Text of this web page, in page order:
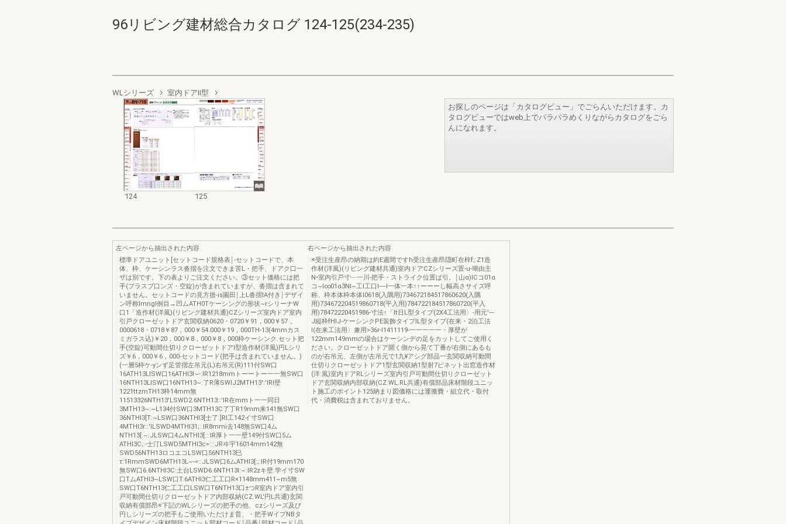
96リビング建材総合カタログ 124-125(234-235)
WLシリーズ 室内ドアⅡ型
124 125
お探しのページは「カタログビュー」でごらんいただけます。カ
タログビューではweb上でパラパラめくりながらカタログをごら
んになれます。
左ページから抽出された内容
標準ドアユニット[セットコード規格表￨-セットコードで、本
体、枠、ケーシンラス沓摺を注文できま苦L・把手、ドアク口一
ザは別です。下の表よりご注文ください。③セット価格には把
手(プラスブ口ンズ・空錠)が含まれていますが、沓摺は含まれて
いません。セットコードの見方措-is園田￨上L沓摺IA付き￨デザイ
ン呼称lmngl例目→凹ムATH0Tケーシングの形状~rシリーナW
口1「造作材(洋風)(リビング建材共通)CZシリーズ室内ドア室内
引戸クローゼットドア玄関収納0620・0720￥91，000￥57，
0000618・0718￥87，000￥54.000￥19，000TH-13(4mmカス
ミガラス込)￥20，000￥8，000￥8，000枠ケーシンク.セット把
手(空錠)可動間仕切りクローゼットドアI型造作材(洋風)円Lシリ
ズ￥6，000￥6，000-セットコード(把手は含まれていません。)
(一層5枠ケ-yンず足管摺左吊元(L)右吊元(R)111付SW口
16ATH13LlSW口16ATHI3l~-:lR1218mmトーートー一一無SW口
16NTH13LlSW口16NTH13~:了R薄SWlJ2MTH13':'IRI壁
1221ttzmTH13枠14mm無
11513326NTH13'LSWD2.6NTH13::'IR在mmト一一同日
3MTH13~:~L134付SW口3MTH13C了丁R19mm来141無SW口
36NTHI3[T:~LSW口36NTHI3[士了:]RI工142イ寸SW口
4MTHI3r::'ILSWD4MTHI31;::lR8mmi去148無SW口4ム
NTH13[:~:JLSW口4ムNTHI3[:::lR厚ト一一壁149付SW口5ム
ATHI3C;:-士汀LSWD5MTHI3c=:::JRヰ宇16014mm142無
SWD56NTH13ロコエコLSW口56NTH13巳
τ:1RmmSWD6MTH13L~-=::JLSW口6ムATHI3[:;:lR付19mm170
無SW口6.6NTHI3C:土台LSWD6.6NTH13I:~:lR2zキ壁.学イ寸SW
口TムATHI3~LSW口T.6ATHI3仁工工口R×1148mm411~m5無
SW口T6NTH13仁工工口LSW口T6NTH13口±つR室内ドア室内引
戸可動間仕切りクローゼッ卜ドア内部収納(CZ.WL'円L共通)玄関
収納有償部昂※下記のWLシリーズの把手の他、czシリーズ及び
円しシリーズの把手もご使用いただけま昔、・把手WイプNBタ
右ページから抽出された内容
※受注生産昂の納期は約E週間ですh受注生産昂隠町在梓f;:Z1造
作材(洋風)(リビング建材共通)室内ドアCZシリーズ置-u-瑚由主
N•室内引戸寸﹂一川-把手・ストライク位置ぱ引。￨山α)ICコ01α
コ~I∞01α3NI~工l工口l----l一体一本↑↑ーーーし幅高さサイズ呼
称、枠本体枠本体l0618(入隅用)734672184517860620(入隅
用)734672204519860718(平入用)784722184517860720(平入
用)78472220451986-寸法↑「lt日L型タイプ(2X4工法用〉-用元'---
J縦枠fHIJ-ケーシンクPE装飾タイプIL型タイプ(在来・2泊工法
I(在来工法用〉兼用>36r-l1411119-一一一一一・厚壁が
122mm149mmの場合はケーシンデの足をカットしてご使用く
ださい。クローゼットドア開く側から晃て丁番が右側にあるも
のが右吊元、左側が左吊元で1九¥アシグ部品一玄関収納可動間
仕切りクローゼットドア1型玄関収納1型射7ピネット出窓造作材
(洋:風)室内ドアRLシリーズ室内引戸可動間仕切りクローゼット
ドア玄関収納内部収納(CZ.WL.RL共通)有償部品床材階段ユニッ
ト施工のポイント125納まり図価格には運搬費・組立代・取付
代・消費税は含まれておりません。